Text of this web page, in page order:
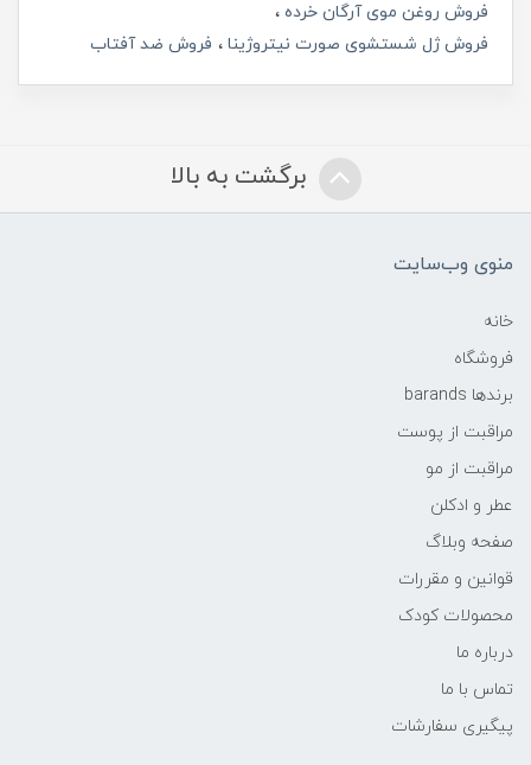
فروش روغن موی آرگان خرده
فروش ژل شستشوی صورت نیتروژینا
فروش ضد آفتاب
برگشت به بالا
منوی وب‌سایت
خانه
فروشگاه
برندها barands
مراقبت از پوست
مراقبت از مو
عطر و ادکلن
صفحه وبلاگ
قوانین و مقررات
محصولات کودک
درباره ما
تماس با ما
پیگیری سفارشات